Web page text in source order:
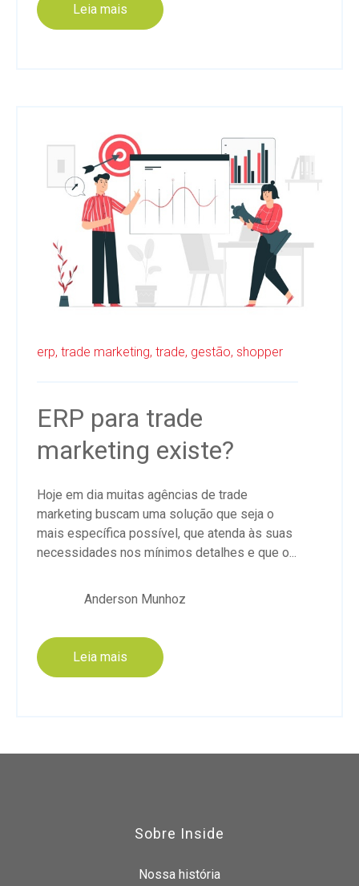
Leia mais
erp, trade marketing, trade, gestão, shopper
ERP para trade
marketing existe?
Hoje em dia muitas agências de trade
marketing buscam uma solução que seja o
mais específica possível, que atenda às suas
necessidades nos mínimos detalhes e que o...
Anderson Munhoz
Leia mais
Sobre Inside
Nossa história